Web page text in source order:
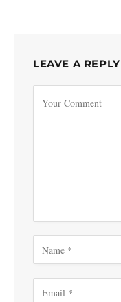
LEAVE A REPLY